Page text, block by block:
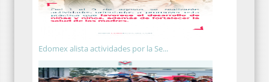
Edomex alista actividades por la Se...